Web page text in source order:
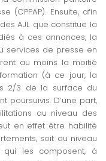
(CPPAP). Ensuite, afin
AJL que constitue la
à ces annonces, la
services de presse en
au moins la moitié
(à ce jour, la
2/3 de la surface du
poursuivis. D’une part,
au niveau des
en effet être habilité
soit au niveau
qui les composent, à